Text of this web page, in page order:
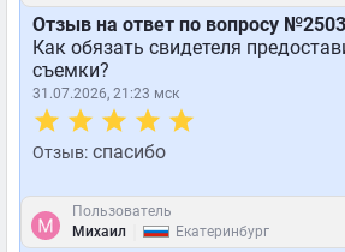
Отзыв на ответ по вопросу
Как обязать свидетеля
съемки?
31.07.2026, 21:23 мск
Отзыв: спасибо
Пользователь
Михаил
Екатеринбург